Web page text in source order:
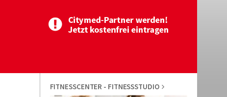
FITNESSCENTER - FITNESSSTUDIO